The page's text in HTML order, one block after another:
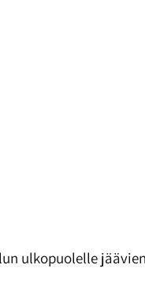
ulkopuolelle